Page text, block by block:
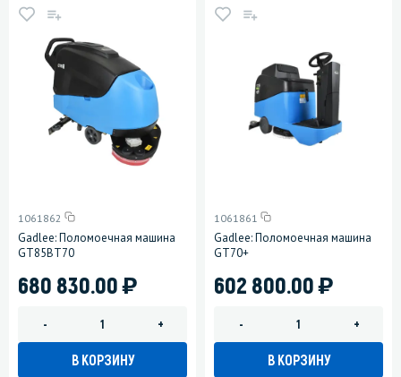
1061862
Gadlee: Поломоечная машина
GT85BT70
680 830.00)
- +
В КОРЗИНУ
1061861
Gadlee: Поломоечная машина
GT70+
602 800.00)
- +
В КОРЗИНУ